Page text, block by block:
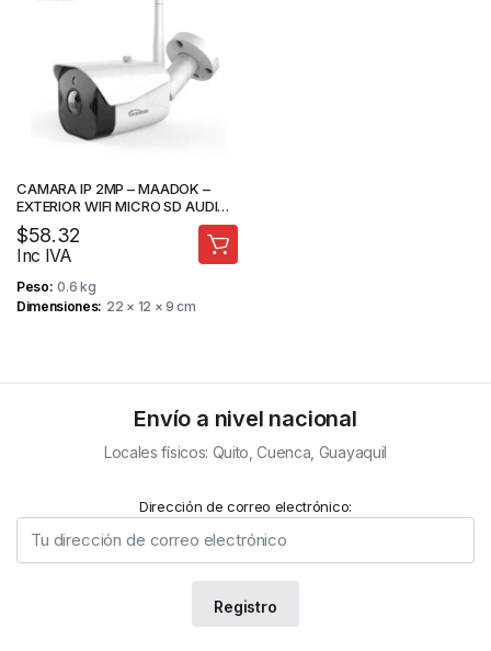
CAMARA IP 2MP – MAADOK –
EXTERIOR WIFI MICRO SD AUDIO
2 VIAS – IR 20M- MAA-M4EX2
$58.32
Inc IVA
Peso 0.6 kg
Dimensiones 22 × 12 × 9 cm
Envío a nivel nacional
Locales físicos: Quito, Cuenca, Guayaquil
Dirección de correo electrónico: